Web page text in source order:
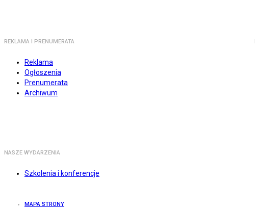
REKLAMA I PRENUMERATA
Reklama
Ogłoszenia
Prenumerata
Archiwum
NASZE WYDARZENIA
Szkolenia i konferencje
MAPA STRONY